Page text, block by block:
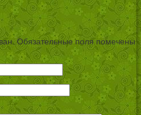
Обязательные поля помечены